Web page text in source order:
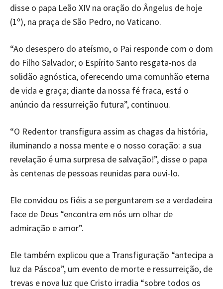
disse o papa Leão XIV na oração do Ângelus de hoje
(1º), na praça de São Pedro, no Vaticano.
“Ao desespero do ateísmo, o Pai responde com o dom
do Filho Salvador; o Espírito Santo resgata-nos da
solidão agnóstica, oferecendo uma comunhão eterna
de vida e graça; diante da nossa fé fraca, está o
anúncio da ressurreição futura”, continuou.
“O Redentor transfigura assim as chagas da história,
iluminando a nossa mente e o nosso coração: a sua
revelação é uma surpresa de salvação!”, disse o papa
às centenas de pessoas reunidas para ouvi-lo.
Ele convidou os fiéis a se perguntarem se a verdadeira
face de Deus “encontra em nós um olhar de
admiração e amor”.
Ele também explicou que a Transfiguração “antecipa a
luz da Páscoa”, um evento de morte e ressurreição, de
trevas e nova luz que Cristo irradia “sobre todos os